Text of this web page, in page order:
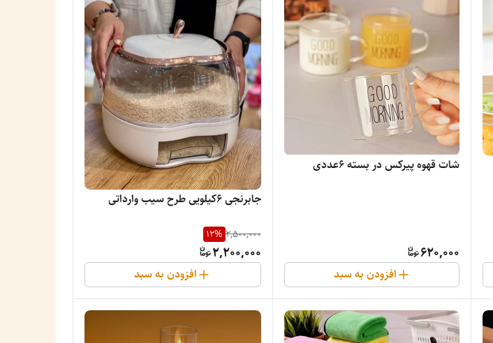
شات قهوه پیرکس در بسته 6عددی
620,000
افزودن به سبد
جابرنجی 6کیلویی طرح سیب وارداتی
2,500,000
12%
2,200,000
افزودن به سبد